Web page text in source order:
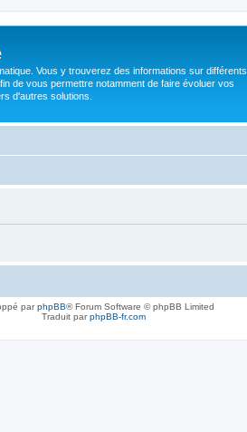
Vous y trouverez des informations sur différents
de vous permettre notamment de faire évoluer vos
d'autres solutions.
parphpBB® Forum Software © phpBB Limited
Traduit parphpBB-fr.com